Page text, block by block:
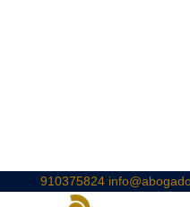
910375824